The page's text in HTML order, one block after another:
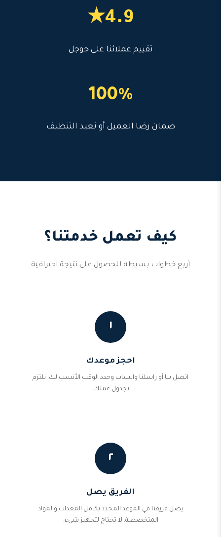
4.9★
تقييم عملائنا على جوجل
100%
ضمان رضا العميل أو نعيد التنظيف
كيف تعمل خدمتنا؟
أربع خطوات بسيطة للحصول على نتيجة احترافية
١
احجز موعدك
اتصل بنا أو راسلنا واتساب وحدد الوقت الأنسب لك. نلتزم
بجدول عملك.
٢
الفريق يصل
يصل فريقنا في الموعد المحدد بكامل المعدات والمواد
المتخصصة. لا تحتاج لتجهيز شيء.